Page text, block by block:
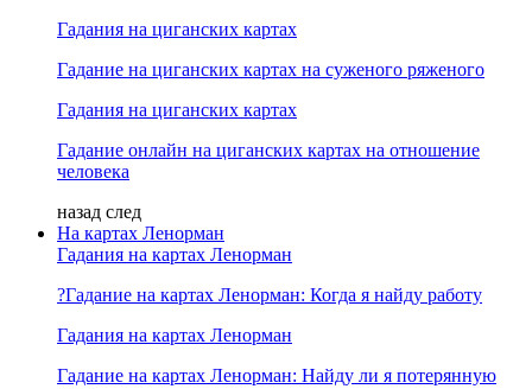
Гадания на циганских картах
Гадание на циганских картах на суженого ряженого
Гадания на циганских картах
Гадание онлайн на циганских картах на отношение
человека
назад след
На картах Ленорман
Гадания на картах Ленорман
?Гадание на картах Ленорман: Когда я найду работу
Гадания на картах Ленорман
Гадание на картах Ленорман: Найду ли я потерянную